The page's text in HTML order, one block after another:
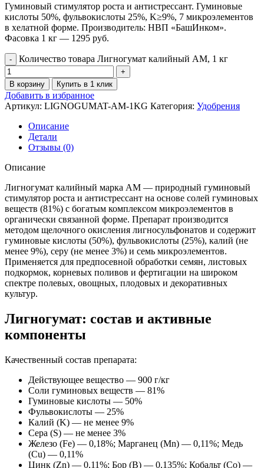
Гуминовый стимулятор роста и антистрессант. Гуминовые
кислоты 50%, фульвокислоты 25%, K≥9%, 7 микроэлементов
в хелатной форме. Производитель: НВП «БашИнком».
Фасовка 1 кг — 1295 руб.
Количество товара Лигногумат калийный АМ, 1 кг
В корзину Купить в 1 клик
Добавить в избранное
Артикул: LIGNOGUMAT-AM-1KG Категория: Удобрения
Описание
Детали
Отзывы (0)
Описание
Лигногумат калийный марка АМ — природный гуминовый
стимулятор роста и антистрессант на основе солей гуминовых
веществ (81%) с богатым комплексом микроэлементов в
органически связанной форме. Препарат производится
методом щелочного окисления лигносульфонатов и содержит
гуминовые кислоты (50%), фульвокислоты (25%), калий (не
менее 9%), серу (не менее 3%) и семь микроэлементов.
Применяется для предпосевной обработки семян, листовых
подкормок, корневых поливов и фертигации на широком
спектре полевых, овощных, плодовых и декоративных
культур.
Лигногумат: состав и активные
компоненты
Качественный состав препарата:
Действующее вещество — 900 г/кг
Соли гуминовых веществ — 81%
Гуминовые кислоты — 50%
Фульвокислоты — 25%
Калий (K) — не менее 9%
Сера (S) — не менее 3%
Железо (Fe) — 0,18%; Марганец (Mn) — 0,11%; Медь
(Cu) — 0,11%
Цинк (Zn) — 0,11%; Бор (B) — 0,135%; Кобальт (Co) —